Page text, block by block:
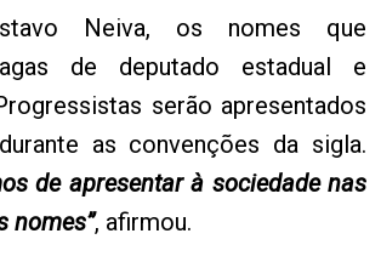
Neiva, os nomes que
de deputado estadual e
serão apresentados
as convenções da sigla.
de apresentar à sociedade nas
nomes”, afirmou.